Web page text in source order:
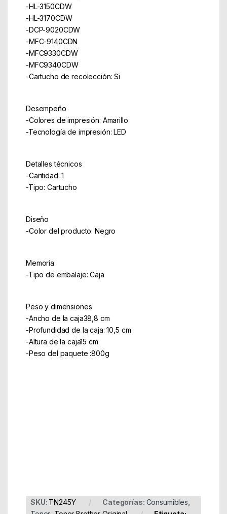
-HL-3150CDW
-HL-3170CDW
-DCP-9020CDW
-MFC-9140CDN
-MFC9330CDW
-MFC9340CDW
-Cartucho de recolección: Si
Desempeño
-Colores de impresión: Amarillo
-Tecnología de impresión: LED
Detalles técnicos
-Cantidad: 1
-Tipo: Cartucho
Diseño
-Color del producto: Negro
Memoria
-Tipo de embalaje: Caja
Peso y dimensiones
-Ancho de la caja38,8 cm
-Profundidad de la caja: 10,5 cm
-Altura de la caja15 cm
-Peso del paquete :800g
SKU: TN245Y Categorías: Consumibles